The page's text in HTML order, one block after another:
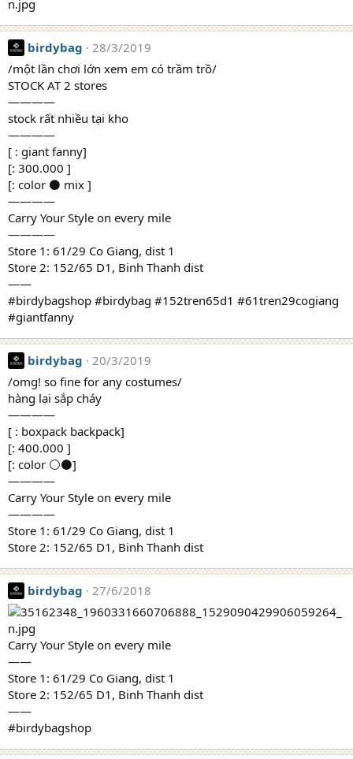
birdybag
28/3/2019
/một lần chơi lớn xem em có trầm trồ/
STOCK AT 2 stores
————
stock rất nhiều tại kho
————
[ : giant fanny]
[: 300.000 ]
[: color ⚫️ mix ]
————
Carry Your Style on every mile
————
Store 1: 61/29 Co Giang, dist 1
Store 2: 152/65 D1, Binh Thanh dist
——
#birdybagshop #birdybag #152tren65d1 #61tren29cogiang
#giantfanny
birdybag
20/3/2019
/omg! so fine for any costumes/
hàng lại sắp cháy
————
[ : boxpack backpack]
[: 400.000 ]
[: color ⚪️⚫️]
————
Carry Your Style on every mile
————
Store 1: 61/29 Co Giang, dist 1
Store 2: 152/65 D1, Binh Thanh dist
birdybag 27/6/2018
Carry Your Style on every mile
——
Store 1: 61/29 Co Giang, dist 1
Store 2: 152/65 D1, Binh Thanh dist
——
#birdybagshop